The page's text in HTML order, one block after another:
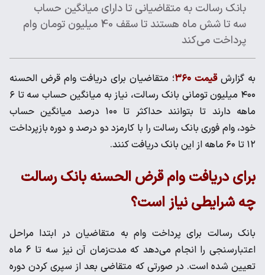
بانک رسالت به متقاضیانی تا دارای میانگین حساب
سه تا شش ماه هستند تا سقف 40 میلیون تومان وام
پرداخت می‌کند
به گزارشقیمت ۳۶۰
؛ متقاضیان برای دریافت وام قرض الحسنه
۴۰۰ میلیون تومانی بانک رسالت، نیاز به میانگین حساب سه تا ۶
ماهه دارند تا بتوانند حداکثر تا ۱۰۰ درصد میانگین حساب
خود، وام فوری بانک رسالت را با کارمزد دو درصد و دوره بازپرداخت
۱۲ تا ۶۰ ماهه از این بانک دریافت کنند.
برای دریافت وام قرض الحسنه بانک رسالت
چه شرایطی نیاز است؟
بانک رسالت برای پرداخت وام به متقاضیان در ابتدا مراحل
اعتبارسنجی را انجام می‌دهد که مدت‌زمان آن نیز سه تا 6 ماه
تعیین شده است. در صورتی که متقاضی بعد از سپری کردن دوره